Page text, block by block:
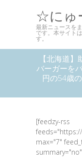
☆にゅ
最新ニュースを
です。本サイト
す。
【北海道
バーガーを
円の54歳
[feedzy-rss
max="7"